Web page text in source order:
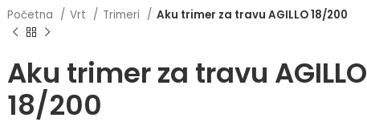
Početna Vrt Trimeri Aku trimer za travu AGILLO 18/200
Aku trimer za travu AGILLO
18/200